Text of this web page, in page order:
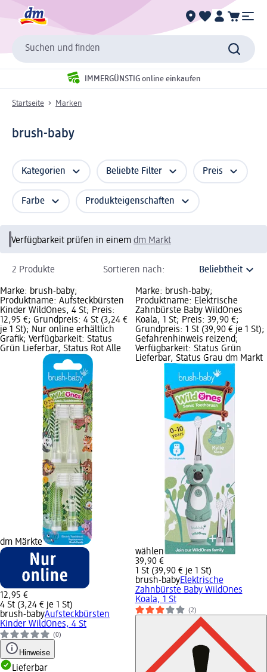
Suchen und finden
IMMERGÜNSTIG online einkaufen
Startseite Marken
brush-baby
Kategorien Beliebte Filter Preis
Farbe Produkteigenschaften
Verfügbarkeit prüfen in einem dm Markt
2 Produkte Sortieren nach:
Marke: brush-baby;
Produktname: Aufsteckbürsten
Kinder WildOnes, 4 St; Preis:
12,95 €; Grundpreis: 4 St (3,24 €
je 1 St); Nur online erhältlich
Grafik; Verfügbarkeit: Status
Grün Lieferbar, Status Rot Alle
dm Märkte
12,95 €
4 St (3,24 € je 1 St)
brush-babyAufsteckbürsten
Kinder WildOnes, 4 St
(0)
Hinweise
Lieferbar
Marke: brush-baby;
Produktname: Elektrische
Zahnbürste Baby WildOnes
Koala, 1 St; Preis: 39,90 €;
Grundpreis: 1 St (39,90 € je 1 St);
Gefahrenhinweis reizend;
Verfügbarkeit: Status Grün
Lieferbar, Status Grau dm Markt
wählen
39,90 €
1 St (39,90 € je 1 St)
brush-babyElektrische
Zahnbürste Baby WildOnes
Koala, 1 St
(2)